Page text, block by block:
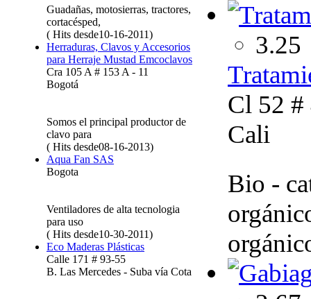
Guadañas, motosierras, tractores,
cortacésped,
( Hits desde10-16-2011)
Herraduras, Clavos y Accesorios
para Herraje Mustad Emcoclavos
Cra 105 A # 153 A - 11
Bogotá
Somos el principal productor de
clavo para
( Hits desde08-16-2013)
Aqua Fan SAS
Bogota
Ventiladores de alta tecnologia
para uso
( Hits desde10-30-2011)
Eco Maderas Plásticas
Calle 171 # 93-55
B. Las Mercedes - Suba vía Cota
3.25
Cl 52
Cali
Bio -